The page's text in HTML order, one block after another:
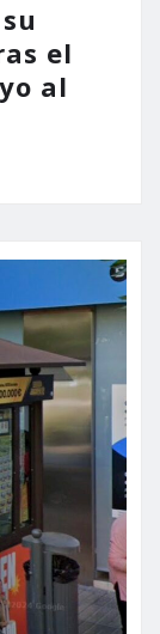
el
al